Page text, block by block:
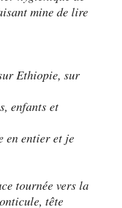
mine de lire
Ethiopie, sur
enfants et
en entier et je
tournée vers la
tête